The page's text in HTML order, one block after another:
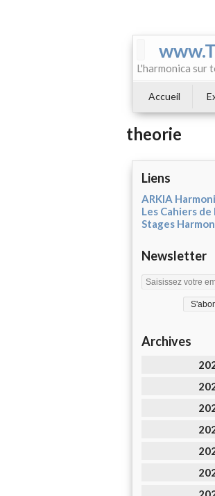
L'harmonica sur
Accueil
theorie
Liens
ARKIA
Les Cahiers
Stages
Newsletter
Archives